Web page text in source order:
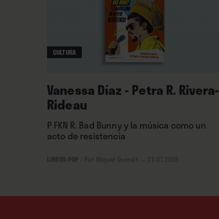
CULTURA
Vanessa Díaz - Petra R. Rivera-
Rideau
P FKN R. Bad Bunny y la música como un
acto de resistencia